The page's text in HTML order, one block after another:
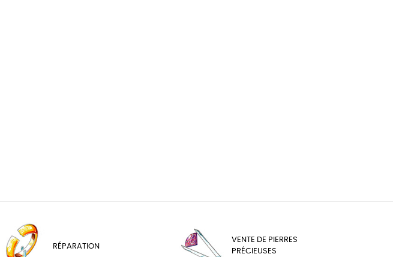
RÉPARATION
VENTE DE PIERRES
PRÉCIEUSES